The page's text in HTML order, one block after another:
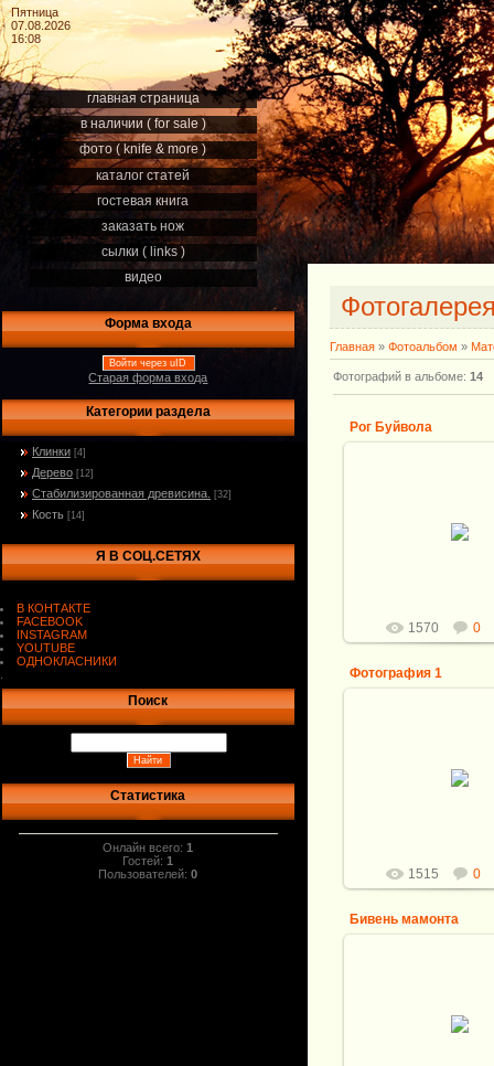
Пятница
07.08.2026
16:08
главная страница
в наличии ( for sale )
фото ( knife & more )
каталог статей
гостевая книга
заказать нож
сылки ( links )
видео
Форма входа
Войти через uID
Старая форма входа
Категории раздела
Клинки [4]
Дерево [12]
Стабилизированная древисина. [32]
Кость [14]
Я В СОЦ.СЕТЯХ
В КОНТАКТЕ
FACEBOOK
INSTAGRAM
YOUTUBE
ОДНОКЛАСНИКИ
Поиск
Статистика
Онлайн всего:1
Гостей:1
Пользователей:0
Главная » Фотоальбом »
Фотографий в альбоме: 14
Рог Буйвола
269-272 Рог
1570 0
Фотография 1
1515 0
Бивень мамонта
№ 200-206 Бивень